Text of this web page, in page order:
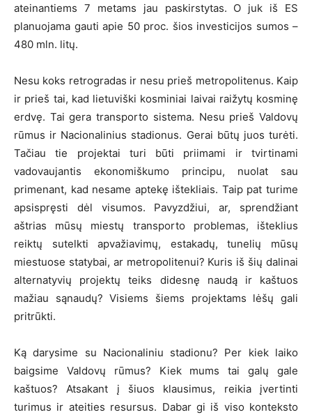
ateinantiems 7 metams jau paskirstytas. O juk iš ES
planuojama gauti apie 50 proc. šios investicijos sumos –
480 mln. litų.
Nesu koks retrogradas ir nesu prieš metropolitenus. Kaip
ir prieš tai, kad lietuviški kosminiai laivai raižytų kosminę
erdvę. Tai gera transporto sistema. Nesu prieš Valdovų
rūmus ir Nacionalinius stadionus. Gerai būtų juos turėti.
Tačiau tie projektai turi būti priimami ir tvirtinami
vadovaujantis ekonomiškumo principu, nuolat sau
primenant, kad nesame aptekę ištekliais. Taip pat turime
apsispręsti dėl visumos. Pavyzdžiui, ar, sprendžiant
aštrias mūsų miestų transporto problemas, išteklius
reiktų sutelkti apvažiavimų, estakadų, tunelių mūsų
miestuose statybai, ar metropolitenui? Kuris iš šių dalinai
alternatyvių projektų teiks didesnę naudą ir kaštuos
mažiau sąnaudų? Visiems šiems projektams lėšų gali
pritrūkti.
Ką darysime su Nacionaliniu stadionu? Per kiek laiko
baigsime Valdovų rūmus? Kiek mums tai galų gale
kaštuos? Atsakant į šiuos klausimus, reikia įvertinti
turimus ir ateities resursus. Dabar gi iš viso konteksto